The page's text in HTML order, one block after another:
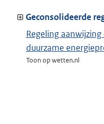
van:
Geconsolideerde
Regeling
duurzame
Toon op wetten.nl